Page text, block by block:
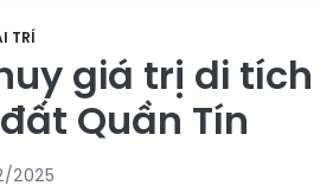
TRÍ
giá trị di
Quần Tín
2025